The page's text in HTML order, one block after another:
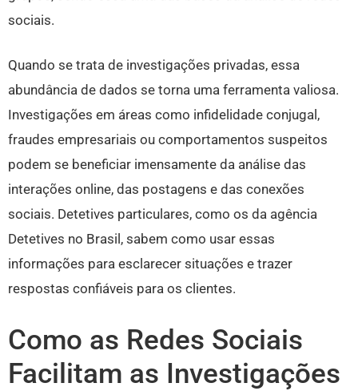
sociais.
Quando se trata de investigações privadas, essa
abundância de dados se torna uma ferramenta valiosa.
Investigações em áreas como infidelidade conjugal,
fraudes empresariais ou comportamentos suspeitos
podem se beneficiar imensamente da análise das
interações online, das postagens e das conexões
sociais. Detetives particulares, como os da agência
Detetives no Brasil, sabem como usar essas
informações para esclarecer situações e trazer
respostas confiáveis para os clientes.
Como as Redes Sociais
Facilitam as Investigações